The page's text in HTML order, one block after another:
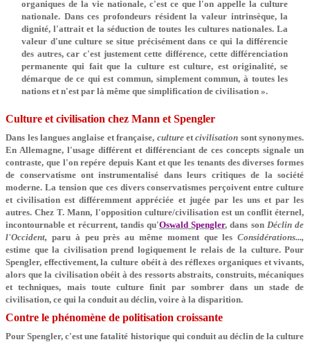
organiques de la vie nationale, c'est ce que l'on appelle la culture
nationale. Dans ces profondeurs résident la valeur intrinsèque, la
dignité, l'attrait et la séduction de toutes les cultures nationales. La
valeur d'une culture se situe précisément dans ce qui la différencie
des autres, car c'est justement cette différence, cette différenciation
permanente qui fait que la culture est culture, est originalité, se
démarque de ce qui est commun, simplement commun, à toutes les
nations et n'est par là même que simplification de civilisation ».
Culture et civilisation chez Mann et Spengler
Dans les langues anglaise et française, cultureetcivilisation sont synonymes.
En Allemagne, l'usage différent et différenciant de ces concepts signale un
contraste, que l'on repére depuis Kant et que les tenants des diverses formes
de conservatisme ont instrumentalisé dans leurs critiques de la société
moderne. La tension que ces divers conservatismes perçoivent entre culture
et civilisation est différemment appréciée et jugée par les uns et par les
autres. Chez T. Mann, l'opposition culture/civilisation est un conflit éternel,
incontournable et récurrent, tandis qu'Oswald Spengler, dans son Déclin de
l'Occident, paru à peu près au même moment que lesConsidérations...,
estime que la civilisation prend logiquement le relais de la culture. Pour
Spengler, effectivement, la culture obéit à des réflexes organiques et vivants,
alors que la civilisation obéit à des ressorts abstraits, construits, mécaniques
et techniques, mais toute culture finit par sombrer dans un stade de
civilisation, ce qui la conduit au déclin, voire à la disparition.
Contre le phénomène de politisation croissante
Pour Spengler, c'est une fatalité historique qui conduit au déclin de la culture